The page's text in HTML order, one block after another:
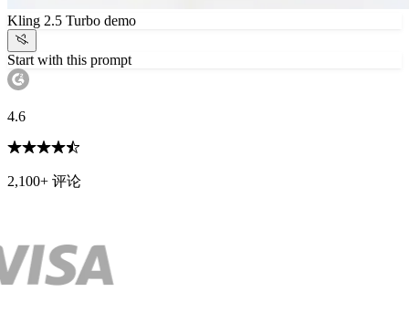
Kling 2.5 Turbo demo
Start with this prompt
4.6
2,100+ 评论